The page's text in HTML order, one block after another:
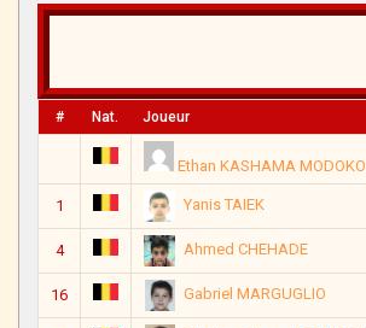
# Nat. Joueur
Ethan KASHAMA MODOKO
1 Yanis TAIEK
4 Ahmed CHEHADE
16 Gabriel MARGUGLIO